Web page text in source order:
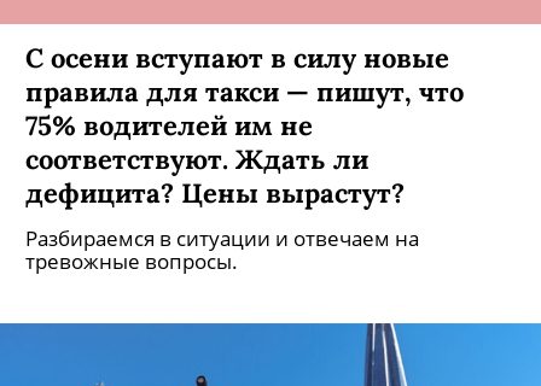
С осени вступают в силу новые
правила для такси — пишут, что
75% водителей им не
соответствуют. Ждать ли
дефицита? Цены вырастут?
Разбираемся в ситуации и отвечаем на